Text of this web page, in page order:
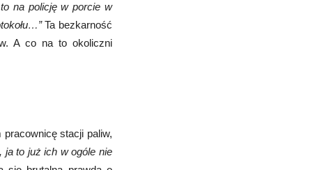
to na policję w porcie w
Ta bezkarność
A co na to okoliczni
pracownicę stacji paliw,
ja to już ich w ogóle nie